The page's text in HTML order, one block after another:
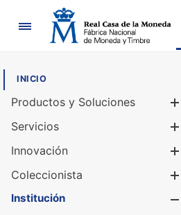
Navegación
INICIO
Productos y Soluciones
Servicios
Innovación
Coleccionista
Institución